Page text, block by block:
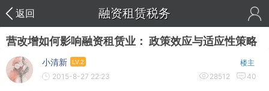
返回 融资租赁税务
营改增如何影响融资租赁业： 政策效应与适应性策略
小清新 LV.2 楼主
2015-8-27 22:23 28512 40